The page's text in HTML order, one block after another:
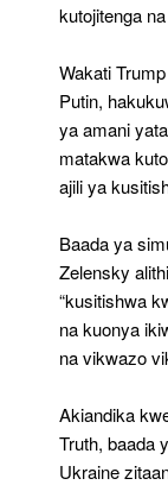
kutojitenga
Wakati
Putin,
ya amani
matakwa
ajili ya
Baada ya
Zelensky
“kusitishwa
na kuonya
na vikwazo
Akiandika
Truth, baada
Ukraine